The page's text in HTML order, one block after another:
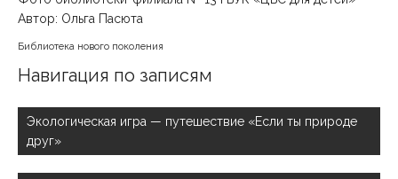
Автор: Ольга Пасюта
Библиотека нового поколения
Навигация по записям
Экологическая игра — путешествие «Если ты природе
друг»